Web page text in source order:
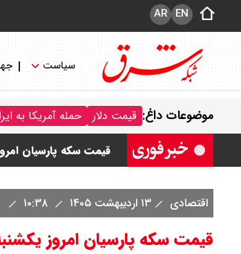
EN
AR
سیاست
موضوعات داغ: قیمت دلار حمله آمریکا به
قیمت طلا و سکه امروز شنبه ۱۷ مرداد ۱۴۰۵ / قیمت هر گرم طلا
قیمت دلار و یورو امروز شنبه ۱۷ مرداد ۱۴۰۵ / هر
قیمت سکه پارسیان امروز شنبه ۱۷ مرداد ۱۴۰۵ / سکه پارسیان
اقتصادی ۱۳ اردیبهشت ۱۴۰۵
قیمت سکه پارسیان امروز یکشنبه ۱۳ اردیبهشت ۱۴۰۵ +